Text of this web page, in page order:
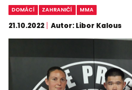
DOMÁCÍ ZAHRANIČÍ MMA
21.10.2022 Autor: Libor Kalous